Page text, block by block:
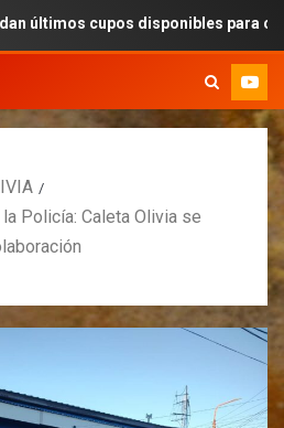
cupos disponibles para
Policía: Caleta Olivia se